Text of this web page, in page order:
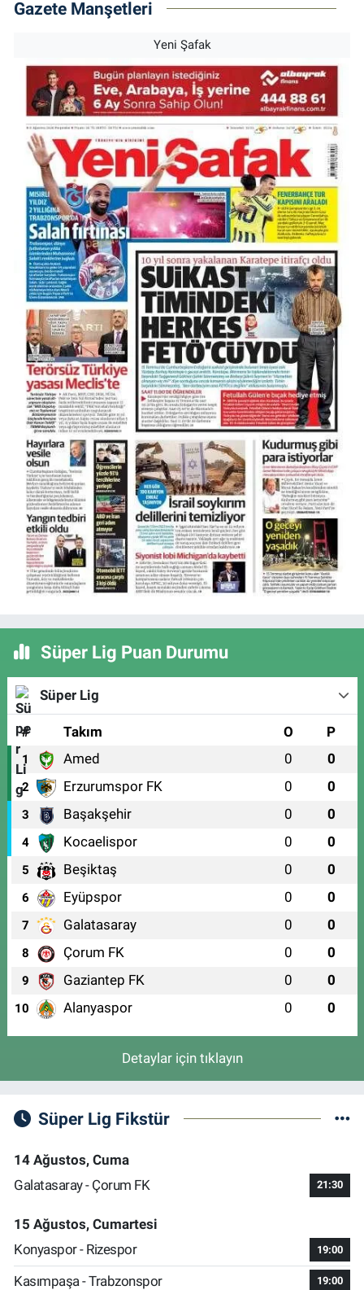
Gazete Manşetleri
Yeni Şafak
Süper Lig Puan Durumu
Süper Lig
# Takım O P
1 Amed 0 0
2 Erzurumspor FK 0 0
3 Başakşehir 0 0
4 Kocaelispor 0 0
5 Beşiktaş 0 0
6 Eyüpspor 0 0
7 Galatasaray 0 0
8 Çorum FK 0 0
9 Gaziantep FK 0 0
10 Alanyaspor 0 0
Detaylar için tıklayın
Süper Lig Fikstür
14 Ağustos, Cuma
Galatasaray - Çorum FK
21:30
15 Ağustos, Cumartesi
Konyaspor - Rizespor
19:00
Kasımpaşa - Trabzonspor 19:00